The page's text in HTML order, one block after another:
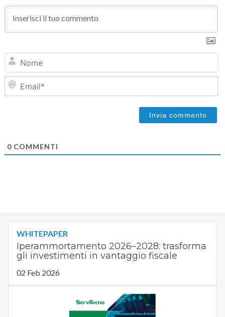
0COMMENTI
WHITEPAPER
Iperammortamento 2026–2028: trasforma
gli investimenti in vantaggio fiscale
02 Feb 2026